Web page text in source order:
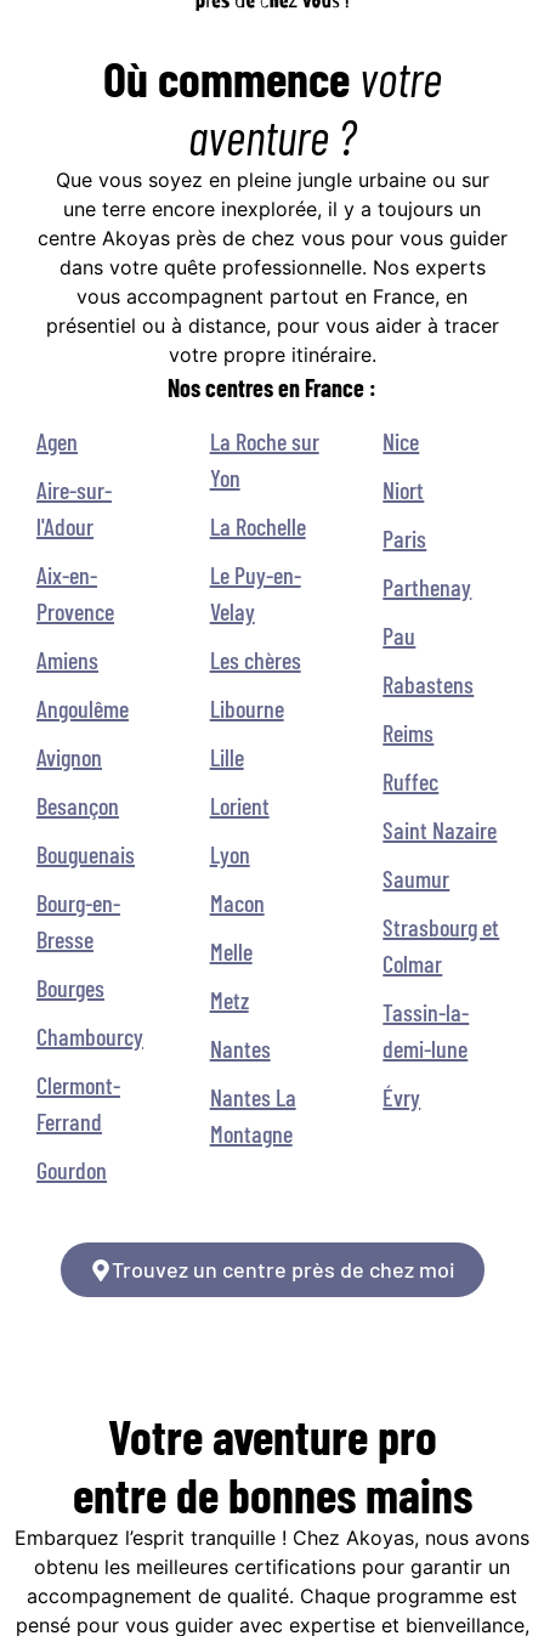
Où commence votre
aventure ?
Que vous soyez en pleine jungle urbaine ou sur
une terre encore inexplorée, il y a toujours un
centre Akoyas près de chez vous pour vous guider
dans votre quête professionnelle. Nos experts
vous accompagnent partout en France, en
présentiel ou à distance, pour vous aider à tracer
votre propre itinéraire.
Nos centres en France :
Agen
Aire-sur-
l'Adour
Aix-en-
Provence
Amiens
Angoulême
Avignon
Besançon
Bouguenais
Bourg-en-
Bresse
Bourges
Chambourcy
Clermont-
Ferrand
Gourdon
La Roche sur
Yon
La Rochelle
Le Puy-en-
Velay
Les chères
Libourne
Lille
Lorient
Lyon
Macon
Melle
Metz
Nantes
Nantes La
Montagne
Nice
Niort
Paris
Parthenay
Pau
Rabastens
Reims
Ruffec
Saint Nazaire
Saumur
Strasbourg et
Colmar
Tassin-la-
demi-lune
Évry
Trouvez un centre près de chez moi
Votre aventure pro
entre de bonnes mains
Embarquez l’esprit tranquille ! Chez Akoyas, nous avons
obtenu les meilleures certifications pour garantir un
accompagnement de qualité. Chaque programme est
pensé pour vous guider avec expertise et bienveillance,